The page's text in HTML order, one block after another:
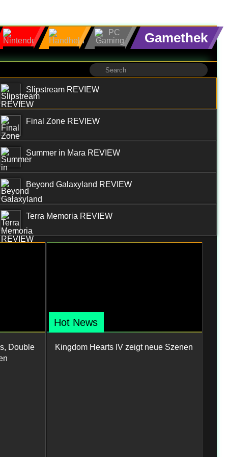
Gamethek
Slipstream REVIEW
Final Zone REVIEW
Summer in Mara REVIEW
Beyond Galaxyland REVIEW
Terra Memoria REVIEW
Double
Hot News
Kingdom Hearts IV zeigt neue Szenen